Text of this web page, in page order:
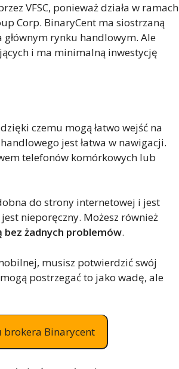
VFSC, ponieważ działa w ramach
Corp. BinaryCent ma siostrzaną
rynku handlowym. Ale
i ma minimalną inwestycję
czemu mogą łatwo wejść na
jest łatwa w nawigacji.
telefonów komórkowych lub
do strony internetowej i jest
nieporęczny. Możesz również
bez żadnych problemów.
musisz potwierdzić swój
postrzegać to jako wadę, ale
brokera Binarycent